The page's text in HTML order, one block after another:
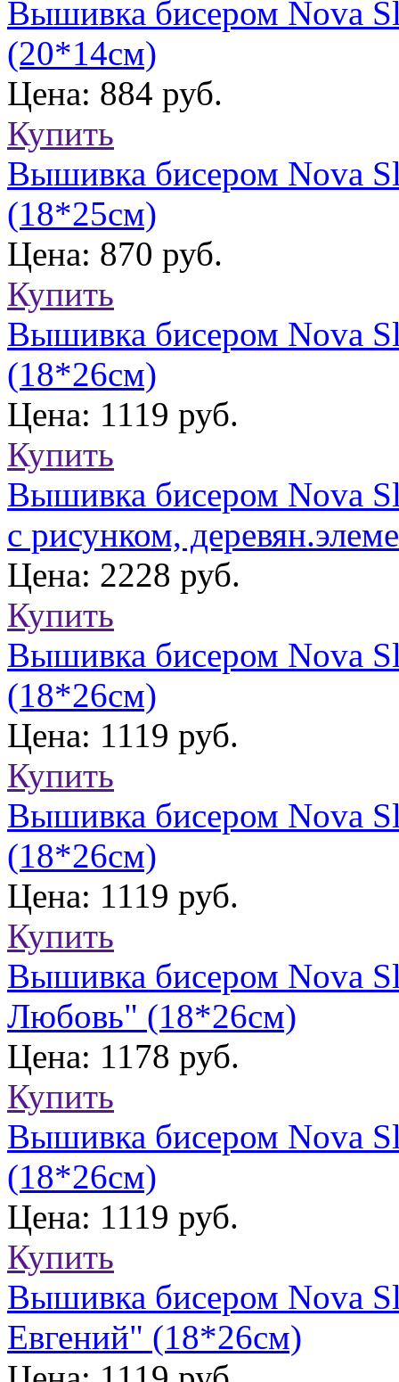
Вышивка бисером Nova
(20*14см)
Цена: 884 руб.
Купить
Вышивка бисером Nova
(18*25см)
Цена: 870 руб.
Купить
Вышивка бисером Nova
(18*26см)
Цена: 1119 руб.
Купить
Вышивка бисером Nova
с рисунком,
Цена: 2228 руб.
Купить
Вышивка бисером Nova
(18*26см)
Цена: 1119 руб.
Купить
Вышивка бисером Nova
(18*26см)
Цена: 1119 руб.
Купить
Вышивка бисером Nova
Любовь" (18*26см)
Цена: 1178 руб.
Купить
Вышивка бисером Nova
(18*26см)
Цена: 1119 руб.
Купить
Вышивка бисером Nova
Евгений" (18*26см)